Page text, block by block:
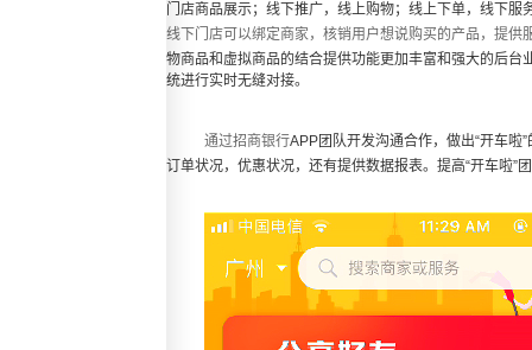
门店商品展示；线下推广，线上购物；线上下单，线下服
线下门店可以绑定商家，核销用户想说购买的产品，提
物商品和虚拟商品的结合提供功能更加丰富和强大的后
统进行实时无缝对接。
通过招商银行APP团队开发沟通合作，做出“开车
订单状况，优惠状况，还有提供数据报表。提高“开车啦